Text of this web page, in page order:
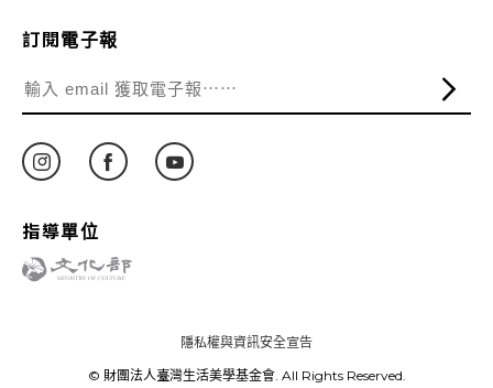
訂閱電子報
指導單位
隱私權與資訊安全宣告
© 財團法人臺灣生活美學基金會. All Rights Reserved.